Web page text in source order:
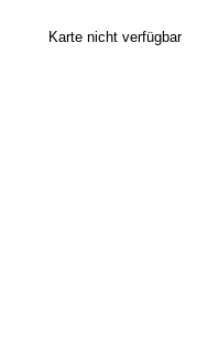
Karte nicht verfügbar